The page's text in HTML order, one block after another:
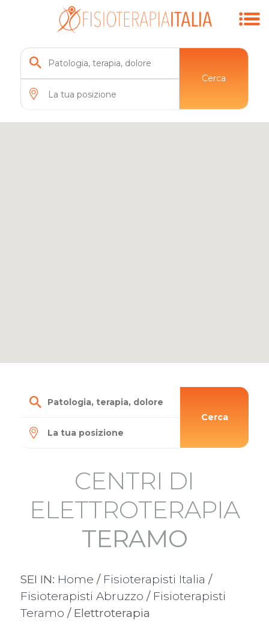
Cerca
Cerca
CENTRI DI
ELETTROTERAPIA
TERAMO
SEI IN: Home / Fisioterapisti Italia /
Fisioterapisti Abruzzo / Fisioterapisti
Teramo / Elettroterapia